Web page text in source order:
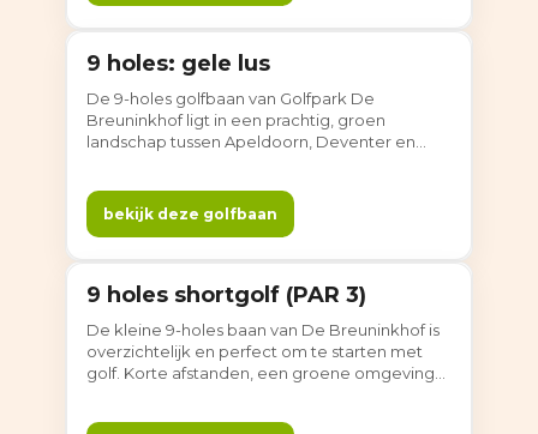
9 holes
9 holes: gele lus
De 9-holes golfbaan van Golfpark De
Breuninkhof ligt in een prachtig, groen
landschap tussen Apeldoorn, Deventer en
holes. Brede fairways, waterpartijen,
volwassen bomen en prachtige greens zorgen
bekijk deze golfbaan
9 holes
9 holes shortgolf (PAR 3)
De kleine 9-holes baan van De Breuninkhof is
overzichtelijk en perfect om te starten met
golf. Korte afstanden, een groene omgeving